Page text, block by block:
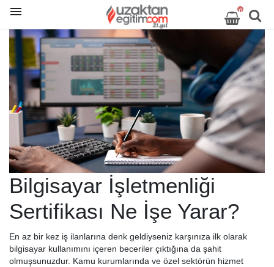
0
Bilgisayar İşletmenliği
Sertifikası Ne İşe Yarar?
En az bir kez iş ilanlarına denk geldiyseniz karşınıza ilk olarak
bilgisayar kullanımını içeren beceriler çıktığına da şahit
olmuşsunuzdur. Kamu kurumlarında ve özel sektörün hizmet